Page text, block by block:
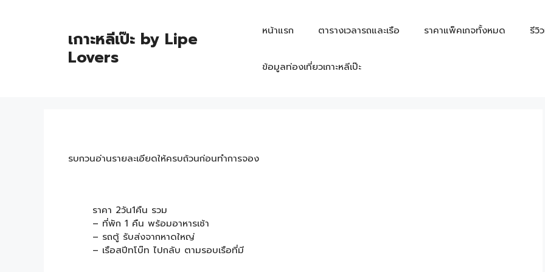
เกาะหลีเป๊ะ by Lipe
Lovers
หน้าแรก ตารางเวลารถและเรือ ราคาแพ็คเกจทั้งหมด รีวิ
ข้อมูลท่องเที่ยวเกาะหลีเป๊ะ
รบกวนอ่านรายละเอียดให้ครบถ้วนก่อนทำการจอง
ราคา 2วัน1คืน รวม
– ที่พัก 1 คืน พร้อมอาหารเช้า
– รถตู้ รับส่งจากหาดใหญ่
– เรือสปีทโบ๊ท ไปกลับ ตามรอบเรือที่มี